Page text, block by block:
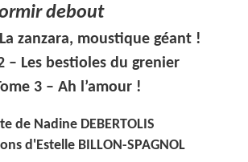
debout
zanzara, moustique géant !
– Les bestioles du grenier
3 – Ah l’amour !
de Nadine DEBERTOLIS
d'Estelle BILLON-SPAGNOL